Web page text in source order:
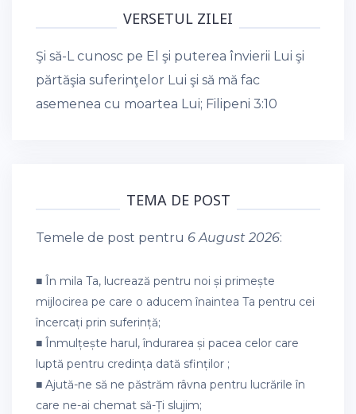
VERSETUL ZILEI
Şi să-L cunosc pe El şi puterea învierii Lui şi
părtăşia suferinţelor Lui şi să mă fac
asemenea cu moartea Lui; Filipeni 3:10
TEMA DE POST
Temele de post pentru 6 August 2026:
■ În mila Ta, lucrează pentru noi și primește
mijlocirea pe care o aducem înaintea Ta pentru cei
încercați prin suferință;
■ Înmulțește harul, îndurarea și pacea celor care
luptă pentru credința dată sfinților ;
■ Ajută-ne să ne păstrăm râvna pentru lucrările în
care ne-ai chemat să-Ți slujim;